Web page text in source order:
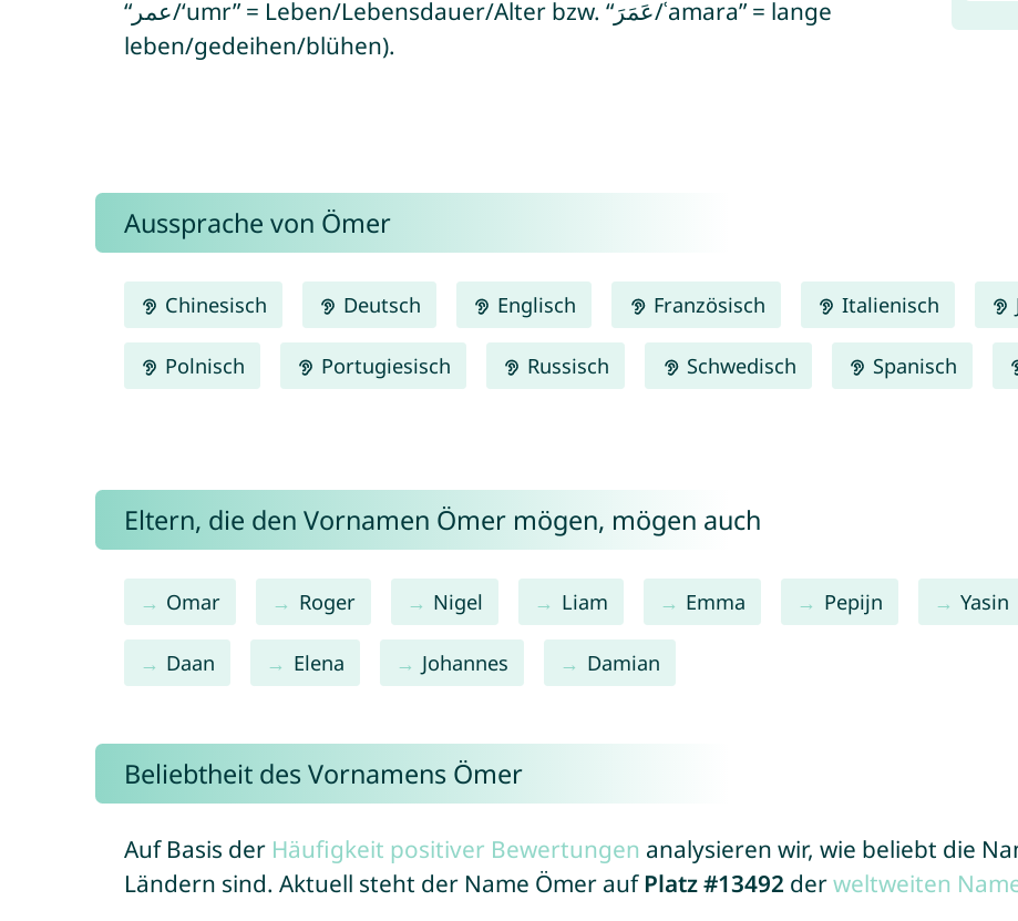
“عمر/‘umr” = Leben/Lebensdauer/Alter bzw. “عَمَرَ/ʿamara” = lange
leben/gedeihen/blühen).
Aussprache von Ömer
Chinesisch Deutsch Englisch Französisch Italienisch
Polnisch Portugiesisch Russisch Schwedisch Spanisch
Eltern, die den Vornamen Ömer mögen, mögen auch
Omar Roger Nigel Liam Emma Pepijn Yasin
Daan Elena Johannes Damian
Beliebtheit des Vornamens Ömer
Auf Basis der Häufigkeit positiver Bewertungen analysieren wir, wie beliebt die
Ländern sind. Aktuell steht der Name Ömer auf Platz #13492 derweltweiten